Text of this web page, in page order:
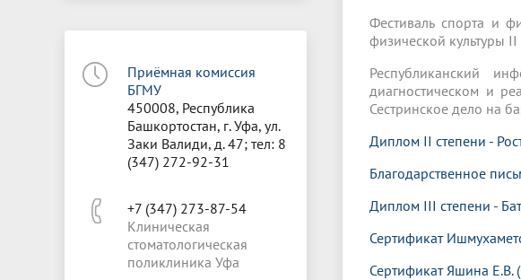
Приёмная комиссия
БГМУ
450008, Республика
Башкортостан, г. Уфа, ул.
Заки Валиди, д. 47; тел: 8
(347) 272-92-31
+7 (347) 273-87-54
Клиническая
стоматологическая
поликлиника Уфа
Фестиваль спорта и
физической культуры
Республиканский
диагностическом и
Сестринское дело на
Диплом II степени -
Благодарственное
Диплом III степени -
Сертификат
Сертификат Яшина